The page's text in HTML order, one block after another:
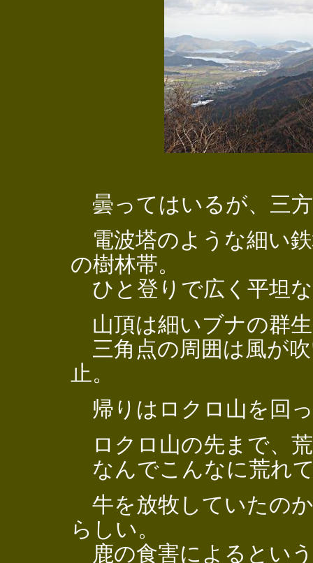
曇ってはいるが、三
電波塔のような細い
の樹林帯。
ひと登りで広く平坦
山頂は細いブナの群
三角点の周囲は風が
止。
帰りはロクロ山を回
ロクロ山の先まで、
なんでこんなに荒れ
牛を放牧していたの
らしい。
鹿の食害によるとい